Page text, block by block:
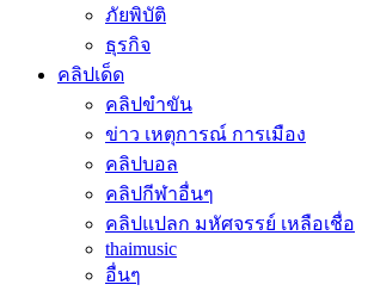
ภัยพิบัติ
ธุรกิจ
คลิปเด็ด
คลิปขำขัน
ข่าว เหตุการณ์ การเมือง
คลิปบอล
คลิปกีฬาอื่นๆ
คลิปแปลก มหัศจรรย์ เหลือเชื่อ
thaimusic
อื่นๆ